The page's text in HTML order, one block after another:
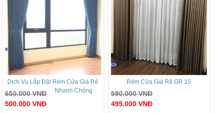
Dịch Vụ Lắp Đặt Rèm Cửa Giá Rẻ
Nhanh Chóng
650.000VNĐ
500.000 VNĐ
Rèm Cửa Giá Rẻ GR 15
590.000VNĐ
495.000 VNĐ